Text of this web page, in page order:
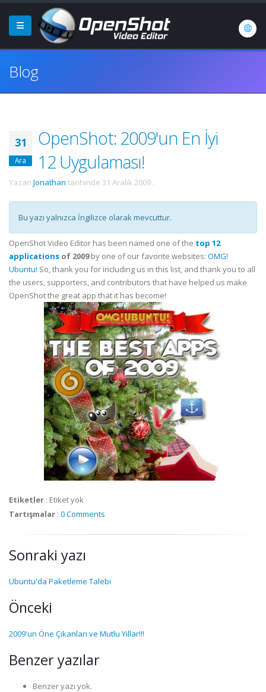
Blog
31
Ara
OpenShot: 2009'un En İyi
12 Uygulaması!
Yazan Jonathan tarihinde 31 Aralık 2009 .
Bu yazı yalnızca İngilizce olarak mevcuttur.
OpenShot Video Editor has been named one of the top 12
applications of 2009by one of our favorite websites: OMG!
Ubuntu! So, thank you for including us in this list, and thank you to all
the users, supporters, and contributors that have helped us make
OpenShot the great app that it has become!
Etiketler : Etiket yok
Tartışmalar : 0 Comments
Sonraki yazı
Ubuntu'da Paketleme Talebi
Önceki
2009'un Öne Çıkanları ve Mutlu Yıllar!!!
Benzer yazılar
Benzer yazı yok.